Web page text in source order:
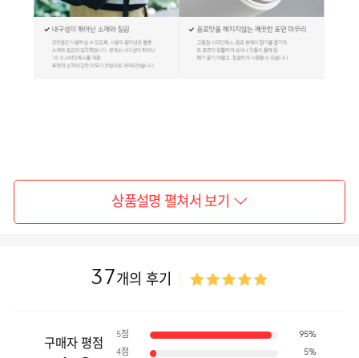
상품설명 펼쳐서 보기
37개의 후기
구매자 평점
5점 95%
4점 5%